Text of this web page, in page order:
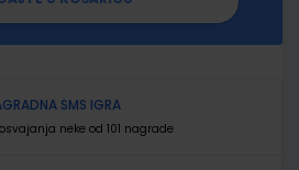
SMS IGRA
neke od 101 nagrade